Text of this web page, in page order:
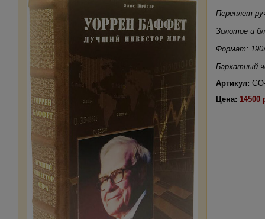
Переплет
Золотое и
Формат:
Бархатный
Артикул:
Цена: 14500